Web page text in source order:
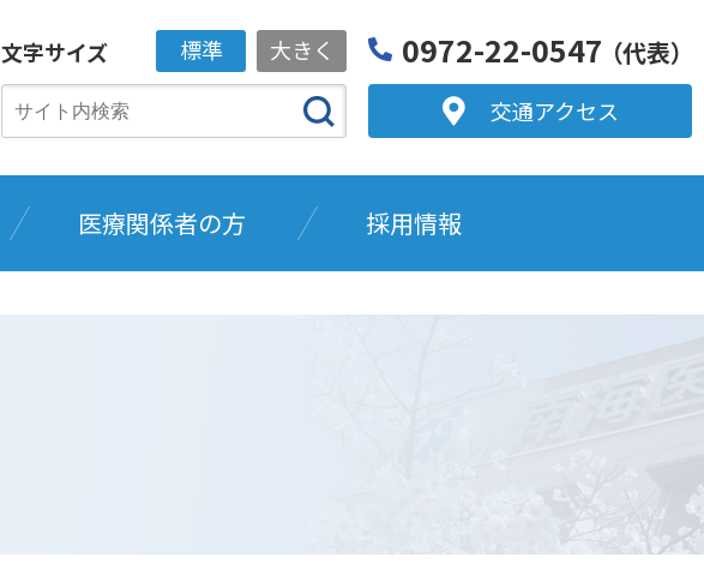
文字サイズ 標準 大きく 0972-22-0547 （代表）
交通アクセス
医療関係者の方 採用情報